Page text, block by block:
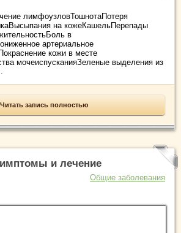
лимфоузловТошнотаПотеря
на кожеКашельПерепады
в
артериальное
кожи в месте
мочеиспусканияЗеленые выделения из
Читать запись полностью
и лечение
Общие заболевания